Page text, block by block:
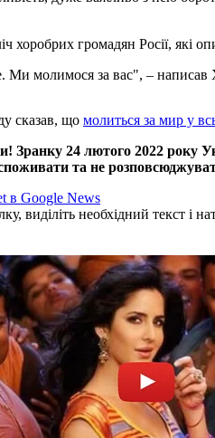
хоробрих громадян Росії, які
Ми молимося за вас", – написав
сказав, що молиться за мир у
Зранку 24 лютого 2022 року
та не
в Google News
виділіть необхідний текст і